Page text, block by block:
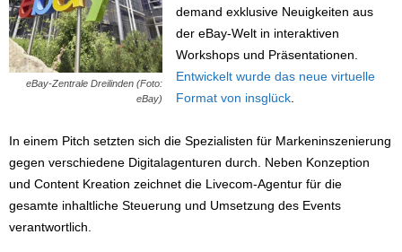
eBay-Zentrale Dreilinden (Foto:
eBay)
demand exklusive Neuigkeiten aus
der eBay-Welt in interaktiven
Workshops und Präsentationen.
Entwickelt wurde das neue virtuelle
Format von insglück
In einem Pitch setzten sich die Spezialisten für Markeninszenierung
gegen verschiedene Digitalagenturen durch. Neben Konzeption
und Content Kreation zeichnet die Livecom-Agentur für die
gesamte inhaltliche Steuerung und Umsetzung des Events
verantwortlich.